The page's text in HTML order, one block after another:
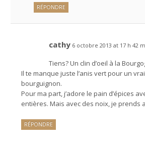
RÉPONDRE
cathy 6 octobre 2013 at 17 h 42
Tiens? Un clin d’oeil à la
Il te manque juste l’anis vert pour un
bourguignon.
Pour ma part, j’adore le pain d’épices
entières. Mais avec des noix, je prends
RÉPONDRE